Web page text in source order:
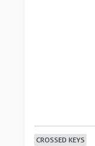
CROSSED KEYS